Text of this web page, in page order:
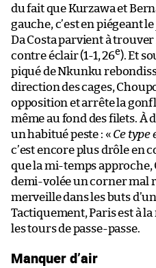
du fait que Kurzawa et
gauche, c’est en piégeant
Da Costa parvient à
contre éclair (1-1, 26e). Et
piqué de Nkunku
direction des cages,
opposition et arrête la
même au fond des filets. À
un habitué peste : « Ce type
c’est encore plus drôle en
que la mi-temps approche,
demi-volée un corner mal
merveille dans les buts
Tactiquement, Paris est à
les tours de passe-passe.
Manquer d’air